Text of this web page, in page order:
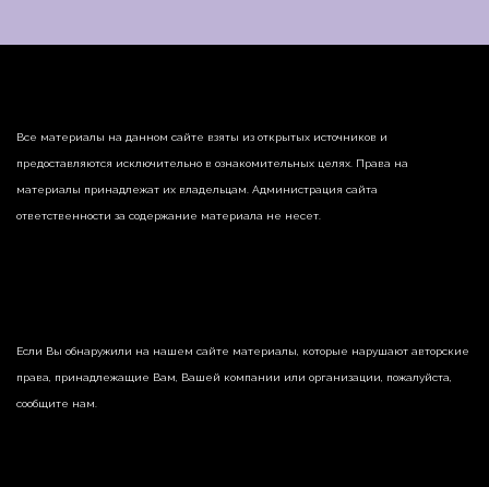
Все материалы на данном сайте взяты из открытых источников и
предоставляются исключительно в ознакомительных целях. Права на
материалы принадлежат их владельцам. Администрация сайта
ответственности за содержание материала не несет.
Если Вы обнаружили на нашем сайте материалы, которые нарушают авторские
права, принадлежащие Вам, Вашей компании или организации, пожалуйста,
сообщите нам.